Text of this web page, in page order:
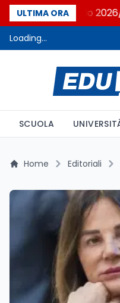
ULTIMA ORA
Nuovo curricolo
Loading...
SCUOLA
Home Editoriali